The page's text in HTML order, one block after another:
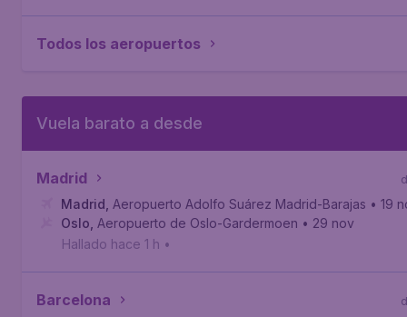
Todos los aeropuertos
Vuela barato a desde
Madrid
Madrid Aeropuerto Adolfo Suárez Madrid-Barajas • 19
Oslo Aeropuerto de Oslo-Gardermoen • 29 nov
Hallado hace 1 h •
Barcelona